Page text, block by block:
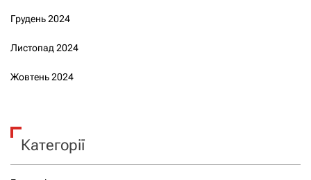
Грудень 2024
Листопад 2024
Жовтень 2024
Категорії